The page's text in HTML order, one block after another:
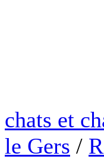
chats et
le Gers /